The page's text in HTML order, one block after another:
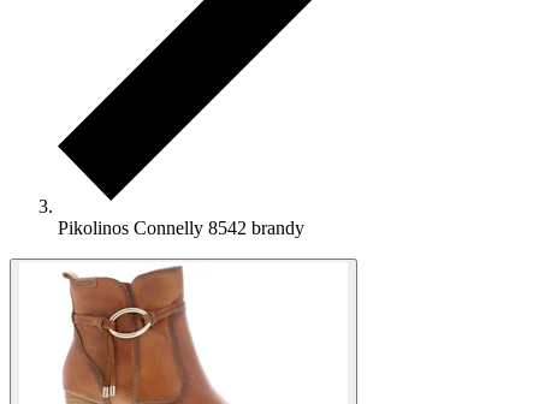
Pikolinos Connelly 8542 brandy